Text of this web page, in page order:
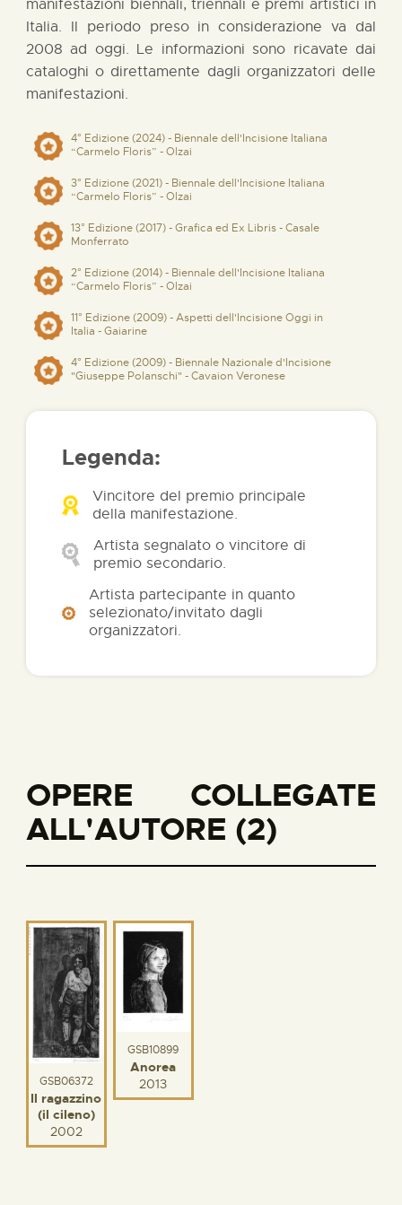
manifestazioni biennali, triennali e premi artistici in
Italia. Il periodo preso in considerazione va dal
2008 ad oggi. Le informazioni sono ricavate dai
cataloghi o direttamente dagli organizzatori delle
manifestazioni.
4° Edizione (2024) - Biennale dell'Incisione Italiana
“Carmelo Floris” - Olzai
3° Edizione (2021) - Biennale dell'Incisione Italiana
“Carmelo Floris” - Olzai
13° Edizione (2017) - Grafica ed Ex Libris - Casale
Monferrato
2° Edizione (2014) - Biennale dell'Incisione Italiana
“Carmelo Floris” - Olzai
11° Edizione (2009) - Aspetti dell'Incisione Oggi in
Italia - Gaiarine
4° Edizione (2009) - Biennale Nazionale d'Incisione
"Giuseppe Polanschi" - Cavaion Veronese
Legenda:
Vincitore del premio principale
della manifestazione.
Artista segnalato o vincitore di
premio secondario.
Artista partecipante in quanto
selezionato/invitato dagli
organizzatori.
OPERE COLLEGATE
ALL'AUTORE (2)
GSB06372
Il ragazzino
(il cileno)
2002
GSB10899
Anorea
2013